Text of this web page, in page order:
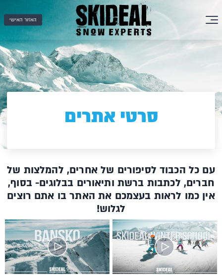
האזור האישי
סרטי אתרים
עם כל הכבוד לסיפורים של אחרים, להמלצות של
חברים, לכתבות ברשת ותיאורים בבלוגים- בסוף,
אין כמו לראות בעצמכם את האתר בו אתם רוצים
לגלוש!